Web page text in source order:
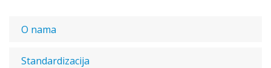
O nama
Standardizacija